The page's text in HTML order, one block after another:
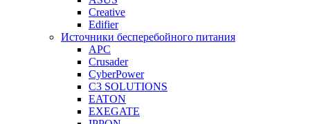
Creative
Edifier
Источники бесперебойного питания
APC
Crusader
CyberPower
C3 SOLUTIONS
EATON
EXEGATE